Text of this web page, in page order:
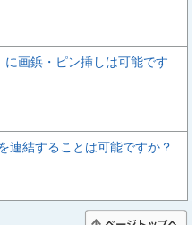
に画鋲・ピン挿しは可能です
連結することは可能ですか？